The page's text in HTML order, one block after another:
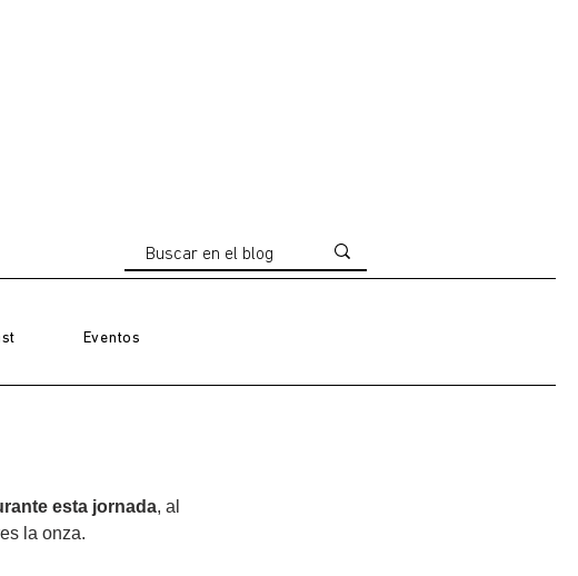
Eventos
esta jornada, al
la onza.